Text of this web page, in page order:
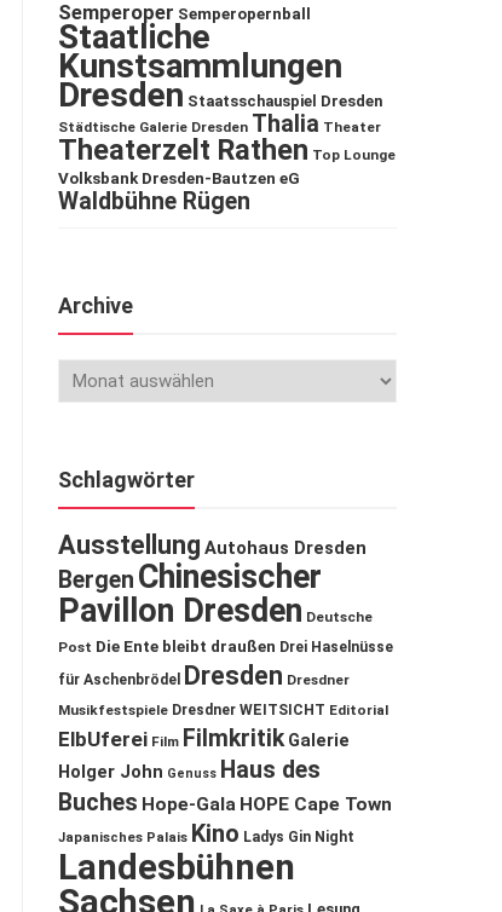
Semperoper Semperopernball
Staatliche
Kunstsammlungen
Dresden Staatsschauspiel Dresden
Städtische Galerie Dresden Thalia Theater
Theaterzelt Rathen Top Lounge
Volksbank Dresden-Bautzen eG
Waldbühne Rügen
Archive
Schlagwörter
Ausstellung Autohaus Dresden
Bergen Chinesischer
Pavillon Dresden Deutsche
Post Die Ente bleibt draußen Drei Haselnüsse
für Aschenbrödel
Dresden Dresdner
Musikfestspiele Dresdner WEITSICHT Editorial
ElbUferei Film Filmkritik Galerie
Holger John Genuss Haus des
Buches Hope-Gala HOPE Cape Town
Japanisches Palais Kino Ladys Gin Night
Landesbühnen
Sachsen